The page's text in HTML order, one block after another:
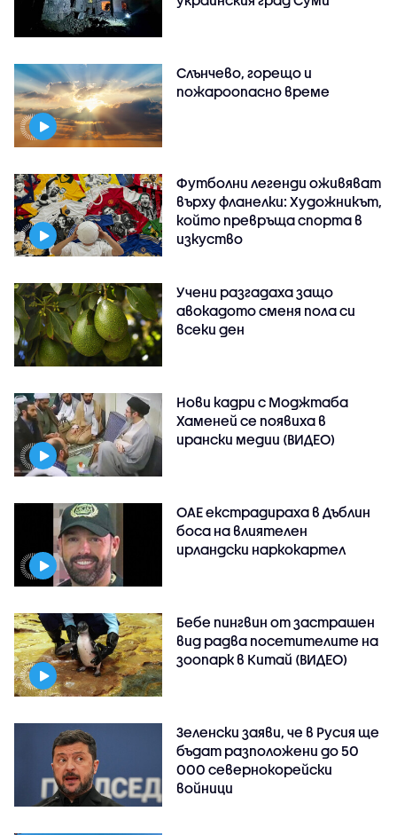
Слънчево, горещо и
пожароопасно време
Футболни легенди оживяват
върху фланелки: Художникът,
който превръща спорта в
изкуство
Учени разгадаха защо
авокадото сменя пола си
всеки ден
Нови кадри с Моджтаба
Хаменей се появиха в
ирански медии (ВИДЕО)
ОАЕ екстрадираха в Дъблин
боса на влиятелен
ирландски наркокартел
Бебе пингвин от застрашен
вид радва посетителите на
зоопарк в Китай (ВИДЕО)
Зеленски заяви, че в Русия ще
бъдат разположени до 50
000 севернокорейски
войници